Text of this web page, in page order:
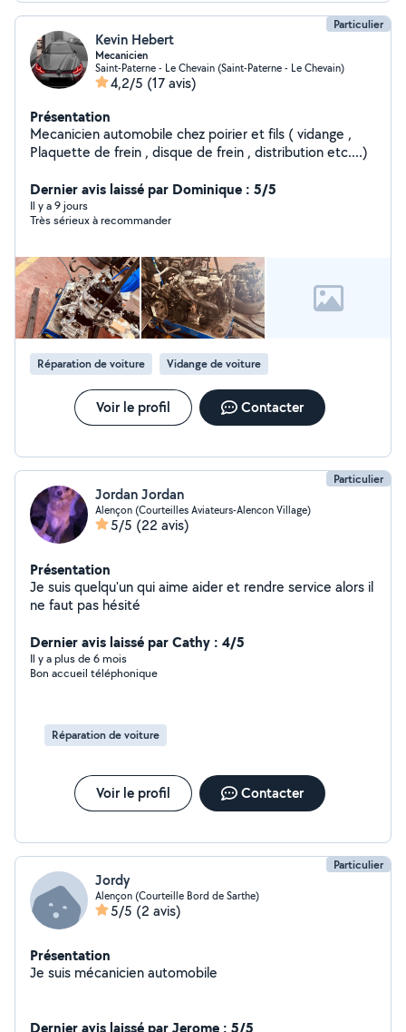
Particulier
Kevin Hebert
Mecanicien
Saint-Paterne - Le Chevain (Saint-Paterne - Le Chevain)
4,2/5 (17 avis)
Présentation
Mecanicien automobile chez poirier et fils ( vidange ,
Plaquette de frein , disque de frein , distribution etc....)
Dernier avis laissé par Dominique : 5/5
Il y a 9 jours
Très sérieux à recommander
Réparation de voiture Vidange de voiture
Voir le profil Contacter
Particulier
Jordan Jordan
Alençon (Courteilles Aviateurs-Alencon Village)
5/5 (22 avis)
Présentation
Je suis quelqu'un qui aime aider et rendre service alors il
ne faut pas hésité
Dernier avis laissé par Cathy : 4/5
Il y a plus de 6 mois
Bon accueil téléphonique
Réparation de voiture
Voir le profil Contacter
Particulier
Jordy
Alençon (Courteille Bord de Sarthe)
5/5 (2 avis)
Présentation
Je suis mécanicien automobile
Dernier avis laissé par Jerome : 5/5